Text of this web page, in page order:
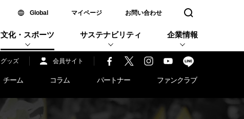
Global新しいウィンドウで開く
マイページ お問い合わせ 検索窓を開く
文化・スポーツ サステナビリティ 企業情報
グッズ 会員サイト
チーム コラム パートナー ファンクラブ